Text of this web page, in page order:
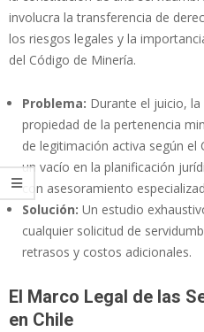
involucra la transferencia de
los riesgos legales y la
del Código de Minería.
Problema: Durante el juicio,
propiedad de la pertenencia
de legitimación activa según el
un vacío en la planificación
con asesoramiento
Solución: Un estudio
cualquier solicitud de
retrasos y costos adicionales.
El Marco Legal de las
en Chile